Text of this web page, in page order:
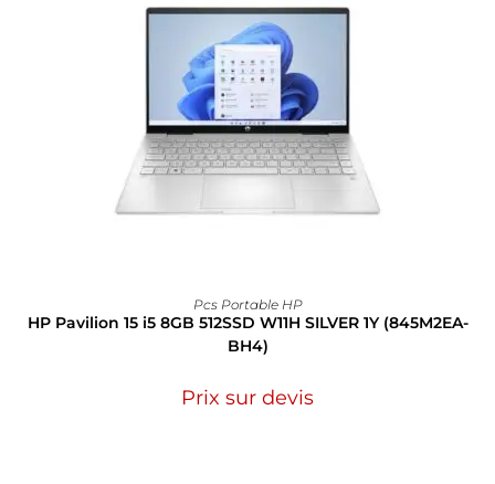
Pcs Portable HP
HP Pavilion 15 i5 8GB 512SSD W11H SILVER 1Y (845M2EA-
BH4)
Prix sur devis